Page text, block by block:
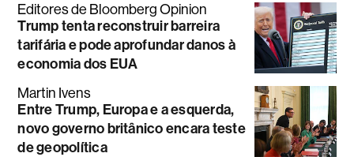
Editores de Bloomberg Opinion
Trump tenta reconstruir barreira
tarifária e pode aprofundar danos à
economia dos EUA
Martin Ivens
Entre Trump, Europa e a esquerda,
novo governo britânico encara teste
de geopolítica